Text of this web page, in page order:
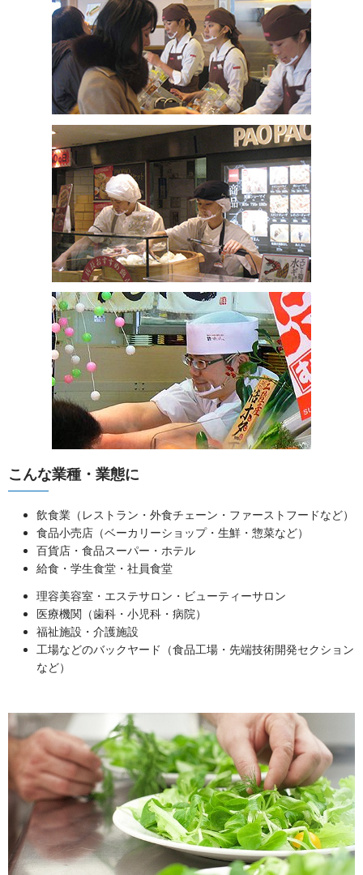
こんな業種・業態に
飲食業（レストラン・外食チェーン・ファーストフードなど）
食品小売店（ベーカリーショップ・生鮮・惣菜など）
百貨店・食品スーパー・ホテル
給食・学生食堂・社員食堂
理容美容室・エステサロン・ビューティーサロン
医療機関（歯科・小児科・病院）
福祉施設・介護施設
工場などのバックヤード（食品工場・先端技術開発セクション
など）